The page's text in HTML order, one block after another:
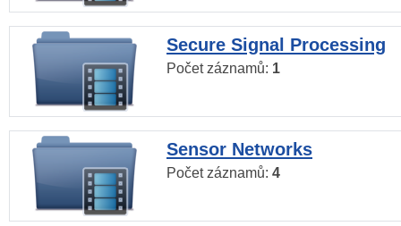
Secure Signal Processing
Počet záznamů: 1
Sensor Networks
Počet záznamů: 4